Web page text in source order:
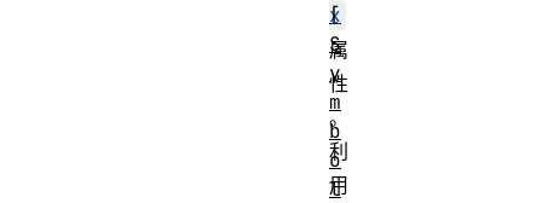
x
属
性
。
利
用
[
S
y
m
b
o
l